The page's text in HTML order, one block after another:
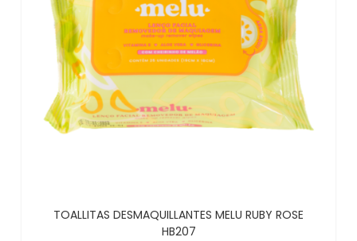
TOALLITAS DESMAQUILLANTES MELU RUBY ROSE
HB207